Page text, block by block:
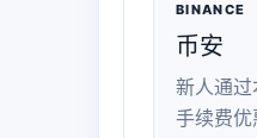
BINANCE
币安
新人通
手续费优